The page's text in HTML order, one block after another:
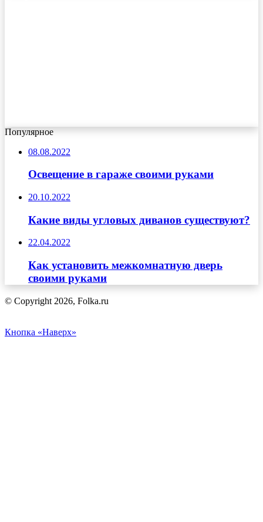
Популярное
08.08.2022
Освещение в гараже своими руками
20.10.2022
Какие виды угловых диванов существуют?
22.04.2022
Как установить межкомнатную дверь
своими руками
© Copyright 2026, Folka.ru
Кнопка «Наверх»